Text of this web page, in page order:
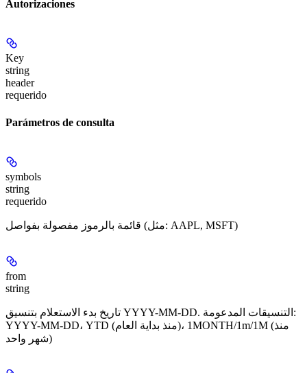
Autorizaciones
Key
string
header
requerido
Parámetros de consulta
symbols
string
requerido
قائمة بالرموز مفصولة بفواصل (مثل: AAPL, MSFT)
from
string
تاريخ بدء الاستعلام بتنسيق YYYY-MM-DD. التنسيقات المدعومة:
YYYY-MM-DD، ‏YTD (منذ بداية العام)، ‏1MONTH/1m/1M (منذ
شهر واحد)